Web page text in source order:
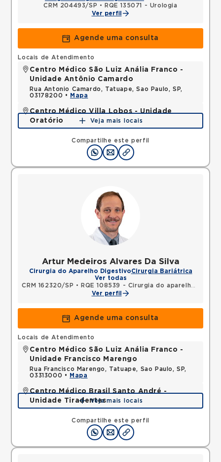
CRM 204493/SP •
RQE 135071 - Urologia
Ver perfil
Agende uma consulta
Compartilhe este perfil
Locais de Atendimento
Centro Médico São Luiz Anália Franco -
Unidade Antônio Camardo
Rua Antonio Camardo, Tatuape, Sao Paulo, SP,
03178200 •
Mapa
Centro Médico Villa Lobos - Unidade
Oratório
Rua do Oratorio, Mooca, Sao Paulo, SP, 03117000 •
Veja mais locais
Artur Medeiros Alvares Da Silva
Cirurgia do Aparelho DigestivoCirurgia Bariátrica
Ver todas
CRM 162320/SP •
RQE 108539 - Cirurgia do aparelho digestivo
Ver perfil
Agende uma consulta
Compartilhe este perfil
Locais de Atendimento
Centro Médico São Luiz Anália Franco -
Unidade Francisco Marengo
Rua Francisco Marengo, Tatuape, Sao Paulo, SP,
03313000 •
Mapa
Centro Médico Brasil Santo André -
Unidade Tiradentes
Rua Tiradentes, Vila Dora, Santo Andre, SP,
09030560 •Mapa
Veja mais locais